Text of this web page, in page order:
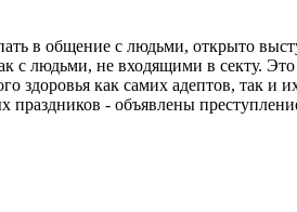
в общение с людьми, открыто
с людьми, не входящими в секту.
здоровья как самих адептов, так
- объявлены